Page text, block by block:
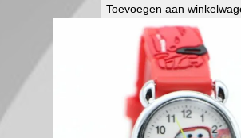
Toevoegen aan